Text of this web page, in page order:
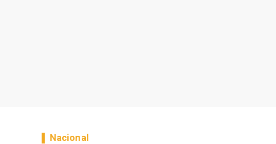
Nacional